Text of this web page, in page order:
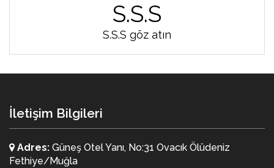
S.S.S
S.S.S göz atın
İletişim Bilgileri
Adres: Güneş Otel Yanı, No:31 Ovacık Ölüdeniz
Fethiye/Muğla